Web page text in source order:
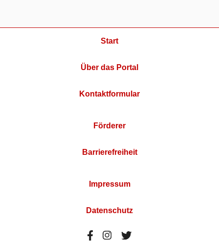
Start
Über das Portal
Kontaktformular
Förderer
Barrierefreiheit
Impressum
Datenschutz